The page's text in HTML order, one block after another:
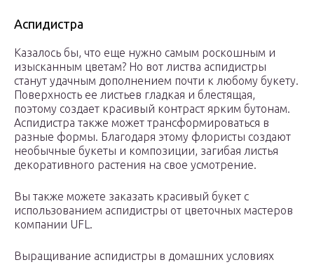
Аспидистра
Казалось бы, что еще нужно самым роскошным и
изысканным цветам? Но вот листва аспидистры
станут удачным дополнением почти к любому букету.
Поверхность ее листьев гладкая и блестящая,
поэтому создает красивый контраст ярким бутонам.
Аспидистра также может трансформироваться в
разные формы. Благодаря этому флористы создают
необычные букеты и композиции, загибая листья
декоративного растения на свое усмотрение.
Вы также можете заказать красивый букет с
использованием аспидистры от цветочных мастеров
компании UFL.
Выращивание аспидистры в домашних условиях